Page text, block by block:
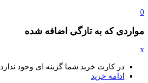
0
مواردی که به تازگی اضافه شده
x
در کارت خرید شما گزینه ای وجود ندارد
ادامه خرید